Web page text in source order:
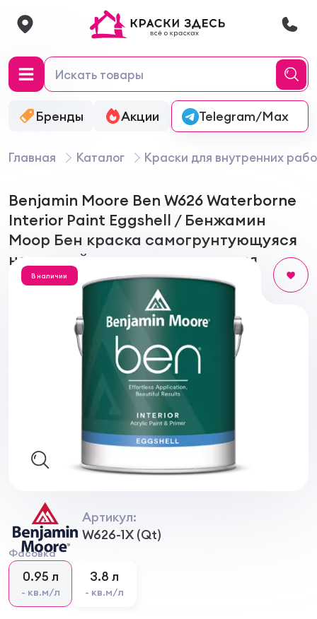
Бренды Акции Онлайн-колеровка
Telegram/Max
Главная Каталог Краски для внутренних
Benjamin Moore Ben W626 Waterborne
Interior Paint Eggshell / Бенжамин
Моор Бен краска самогрунтующуяся
на водной основе, полуматовая
В наличии
Артикул:
W626-1Х (Qt)
Фасовка
0.95 л
- кв.м/л
3.8 л
- кв.м/л